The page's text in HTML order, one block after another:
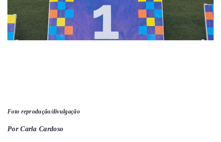
Foto reprodução/divulgação
Por Carla Cardoso